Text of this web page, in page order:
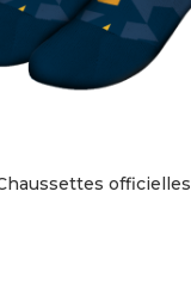
officielles